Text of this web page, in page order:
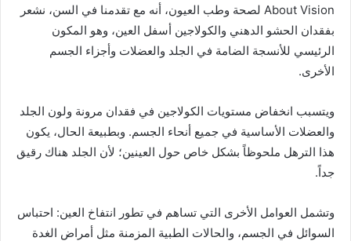
About Vision لصحة وطب العيون، أنه مع تقدمنا ​​في السن، نشعر
بفقدان الحشو الدهني والكولاجين أسفل العين، وهو المكون
الرئيسي للأنسجة الضامة في الجلد والعضلات وأجزاء الجسم
الأخرى.
ويتسبب انخفاض مستويات الكولاجين في فقدان مرونة ولون الجلد
والعضلات الأساسية في جميع أنحاء الجسم. وبطبيعة الحال، يكون
هذا الترهل ملحوظاً بشكل خاص حول العينين؛ لأن الجلد هناك رقيق
جداً.
وتشمل العوامل الأخرى التي تساهم في تطور انتفاخ العين: احتباس
السوائل في الجسم، والحالات الطبية المزمنة مثل أمراض الغدة